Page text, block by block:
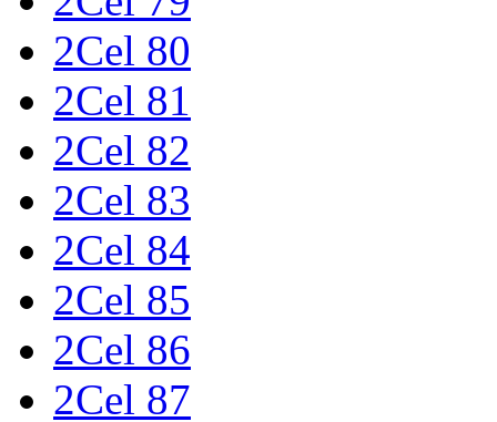
2Cel 80
2Cel 81
2Cel 82
2Cel 83
2Cel 84
2Cel 85
2Cel 86
2Cel 87